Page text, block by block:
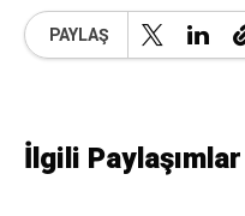
PAYLAŞ
İlgili Paylaşımlar